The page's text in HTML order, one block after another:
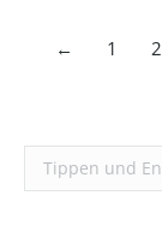
← 1 2
Search: